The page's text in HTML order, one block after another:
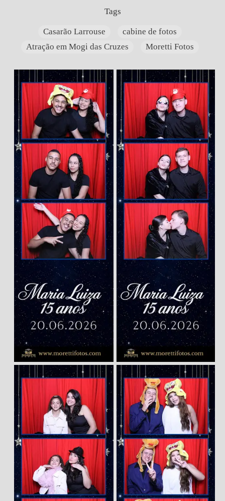
Tags
Casarão Larrouse
cabine de fotos
Atração em Mogi das Cruzes
Moretti Fotos